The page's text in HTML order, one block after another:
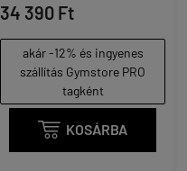
34 390 Ft
akár -12% és ingyenes
szállítás Gymstore PRO
tagként
 KOSÁRBA